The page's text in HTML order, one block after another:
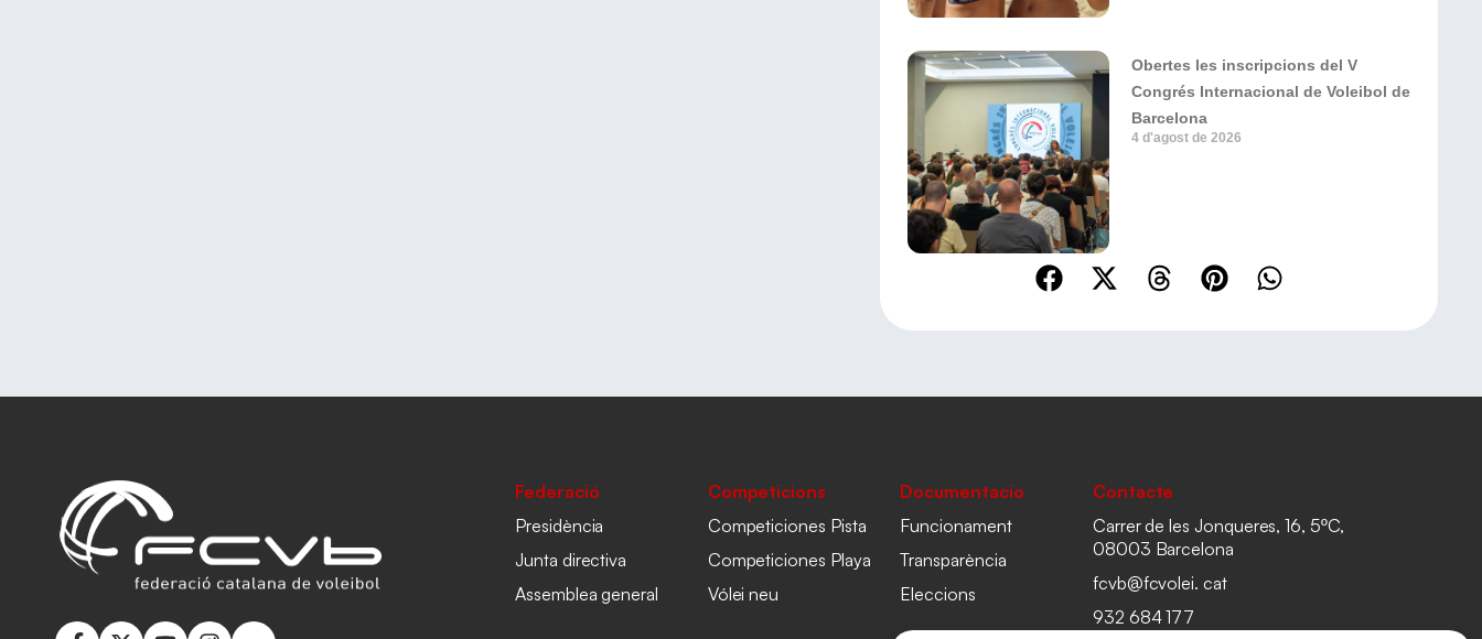
Obertes les inscripcions del V
Congrés Internacional de Voleibol de
Barcelona
4 d'agost de 2026
Federació
Presidència
Junta directiva
Assemblea general
Competicions
Competiciones Pista
Competiciones Playa
Vólei neu
Documentacio
Funcionament
Transparència
Eleccions
Contacte
Carrer de les Jonqueres, 16, 5ºC,
08003 Barcelona
fcvb@fcvolei. cat
932 684 177